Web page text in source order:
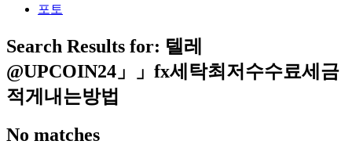
포토
Search Results for: 텔레
@UPCOIN24」」fx세탁최저수수료세금
적게내는방법
No matches